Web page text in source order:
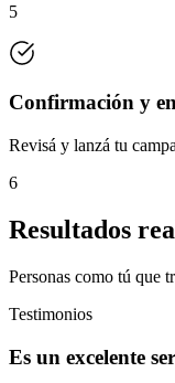
5
Confirmación y
Revisá y lanzá tu
6
Resultados
Personas como tú que
Testimonios
Es un excelente